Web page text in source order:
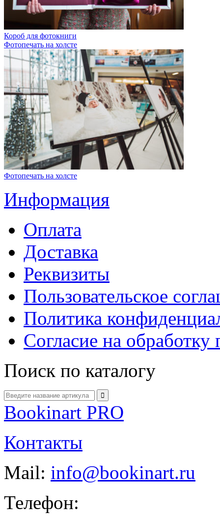
Короб для фотокниги
Фотопечать на холсте
Фотопечать на холсте
Информация
Оплата
Доставка
Реквизиты
Пользовательское
Политика
Согласие на
Поиск по каталогу
Bookinart PRO
Контакты
Mail: info@bookinart.ru
Телефон: